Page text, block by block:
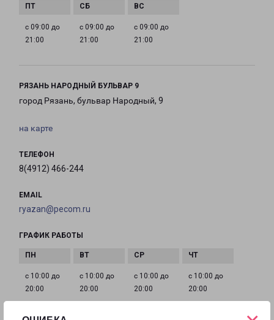
с 09:00 до
21:00
с 09:00 до
21:00
с 09:00 до
21:00
РЯЗАНЬ НАРОДНЫЙ БУЛЬВАР 9
город Рязань, бульвар Народный, 9
на карте
ТЕЛЕФОН
8(4912) 466-244
EMAIL
ryazan@pecom.ru
ГРАФИК РАБОТЫ
с 10:00 до
20:00
с 10:00 до
20:00
с 10:00 до
20:00
с 10:00 до
20:00